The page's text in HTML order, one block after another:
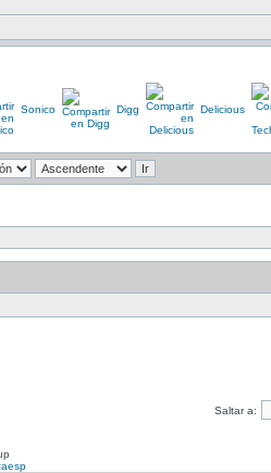
Sonico Digg Delicious
Saltar a: